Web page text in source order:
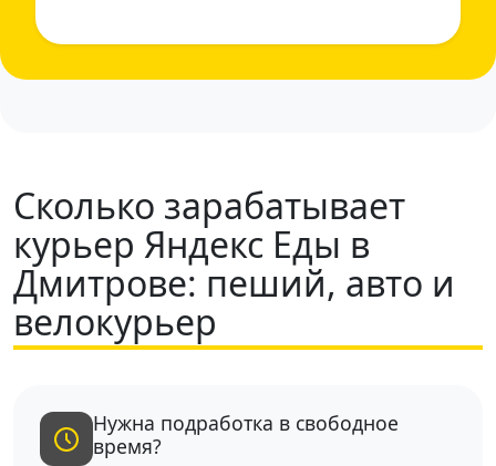
Сколько зарабатывает
курьер Яндекс Еды в
Дмитрове: пеший, авто и
велокурьер
Нужна подработка в свободное
время?